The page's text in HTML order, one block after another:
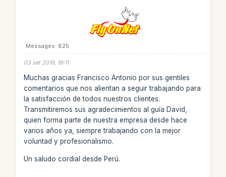
Messages: 825
03 set 2019, 19:11
Muchas gracias Francisco Antonio por sus gentiles
comentarios que nos alientan a seguir trabajando para
la satisfacción de todos nuestros clientes.
Transmitiremos sus agradecimientos al guía David,
quien forma parte de nuestra empresa desde hace
varios años ya, siempre trabajando con la mejor
voluntad y profesionalismo.
Un saludo cordial desde Perú.